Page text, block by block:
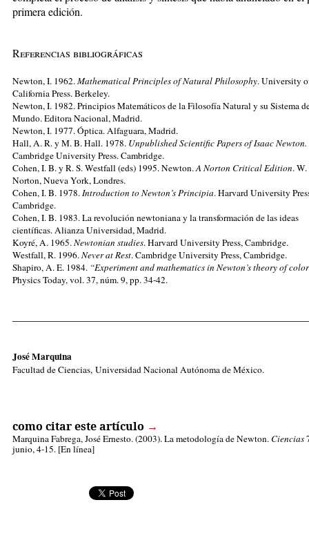
primera edición.
Referencias bibliográficas
Newton, I. 1962.Mathematical Principles of Natural Philosophy. University
California Press. Berkeley.
Newton, I. 1982. Principios Matemáticos de la Filosofía Natural y su Sistema
Mundo. Editora Nacional, Madrid.
Newton, I. 1977. Óptica. Alfaguara, Madrid.
Hall, A. R. y M. B. Hall. 1978. Unpublished Scientific Papers of Isaac Newton.
Cambridge University Press. Cambridge.
Cohen, I. B. y R. S. Westfall (eds) 1995. Newton.A Norton Critical Edition.
Norton, Nueva York, Londres.
Cohen, I. B. 1978.Introduction to Newton’s Principia. Harvard University
Cambridge.
Cohen, I. B. 1983. La revolución newtoniana y la transformación de las ideas
científicas. Alianza Universidad, Madrid.
Koyré, A. 1965.Newtonian studies. Harvard University Press, Cambridge.
Westfall, R. 1996.Never at Rest. Cambridge University Press, Cambridge.
Shapiro, A. E. 1984. “Experiment and mathematics in Newton’s theory of
Physics Today, vol. 37, núm. 9, pp. 34-42.
José Marquina
Facultad de Ciencias, Universidad Nacional Autónoma de México.
como citar este artículo →
Marquina Fabrega, José Ernesto. (2003). La metodología de Newton. Ciencias
junio, 4-15. [En línea]